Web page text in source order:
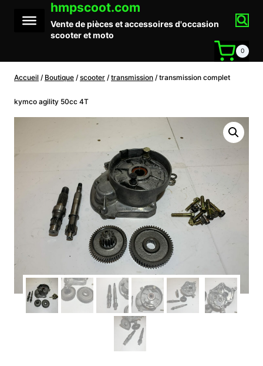
contenu
hmpscoot.com
Vente de pièces et accessoires d'occasion
scooter et moto
0
Accueil / Boutique / scooter / transmission / transmission complet
kymco agility 50cc 4T